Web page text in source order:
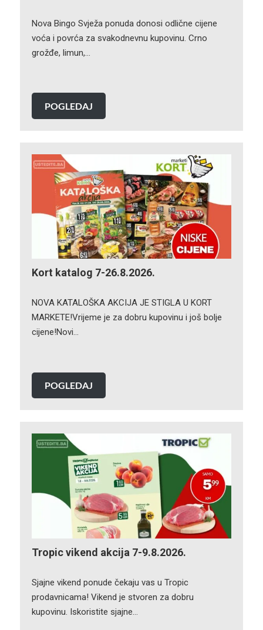
Nova Bingo Svježa ponuda donosi odlične cijene
voća i povrća za svakodnevnu kupovinu. Crno
grožđe, limun,…
POGLEDAJ
Kort katalog 7-26.8.2026.
NOVA KATALOŠKA AKCIJA JE STIGLA U KORT
MARKETE!Vrijeme je za dobru kupovinu i još bolje
cijene!Novi…
POGLEDAJ
Tropic vikend akcija 7-9.8.2026.
Sjajne vikend ponude čekaju vas u Tropic
prodavnicama! Vikend je stvoren za dobru
kupovinu. Iskoristite sjajne…